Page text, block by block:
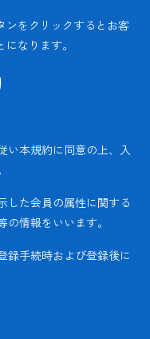
ンをクリックするとお客
なります。
い本規約に同意の上、入
した会員の属性に関する
情報をいいます。
録手続時および登録後に